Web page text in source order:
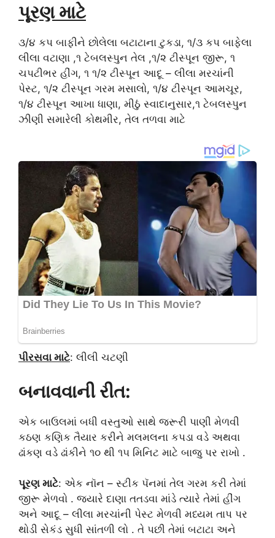
પૂરણ માટે
૩/૪ કપ બાફીને છોલેલા બટાટાના ટુકડા, ૧/૩ કપ બાફેલા
લીલા વટાણા ,૧ ટેબલસ્પુન તેલ ,૧/૨ ટીસ્પૂન જીરૂ, ૧
ચપટીભર હીંગ, ૧ ૧/૨ ટીસ્પૂન આદૂ – લીલા મરચાંની
પેસ્ટ, ૧/૨ ટીસ્પૂન ગરમ મસાલો, ૧/૪ ટીસ્પૂન આમચૂર,
૧/૪ ટીસ્પૂન આખા ધાણા, મીઠું સ્વાદાનુસાર,૧ ટેબલસ્પુન
ઝીણી સમારેલી કોથમીર, તેલ તળવા માટે
પીરસવા માટે: લીલી ચટણી
બનાવવાની રીત:
એક બાઉલમાં બધી વસ્તુઓ સાથે જરૂરી પાણી મેળવી
કઠણ કણિક તૈયાર કરીને મલમલના કપડા વડે અથવા
ઢાંકણ વડે ઢાંકીને ૧૦ થી ૧૫ મિનિટ માટે બાજુ પર રાખો .
પૂરણ માટે: એક નૉન – સ્ટીક પૅનમાં તેલ ગરમ કરી તેમાં
જીરૂ મેળવો . જ્યારે દાણા તતડવા માંડે ત્યારે તેમાં હીંગ
અને આદૂ – લીલા મરચાંની પેસ્ટ મેળવી મધ્યમ તાપ પર
થોડી સેકંડ સુધી સાંતળી લો . તે પછી તેમાં બટાટા અને